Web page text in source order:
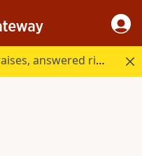
Every question Bible study raises, answered right here.